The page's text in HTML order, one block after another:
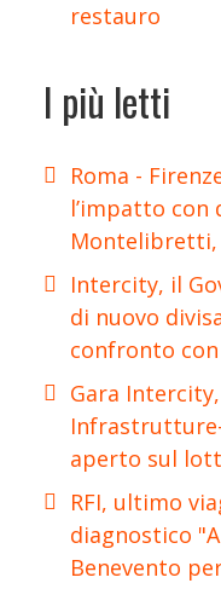
restauro
I più letti
Roma -
l’impatto con
Intercity, il
di nuovo
confronto
Gara
Infrastrutture-
aperto sul
RFI, ultimo
diagnostico
Benevento